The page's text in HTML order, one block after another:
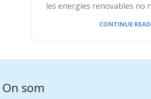
les energies renovables no
CONTINUE
On som